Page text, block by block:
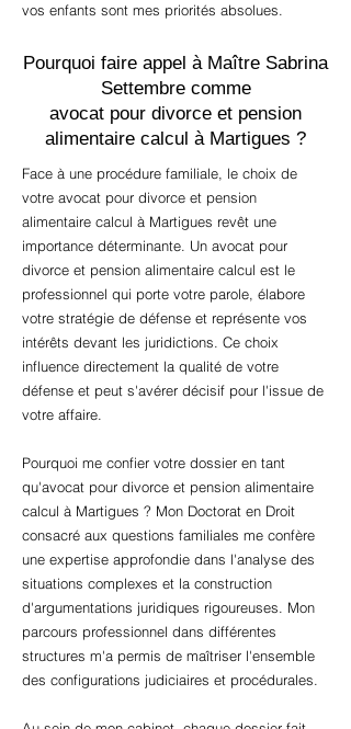
vos enfants sont mes priorités absolues.
Pourquoi faire appel à Maître Sabrina
Settembre comme
avocat pour divorce et pension
alimentaire calcul à Martigues ?
Face à une procédure familiale, le choix de
votre avocat pour divorce et pension
alimentaire calcul à Martigues revêt une
importance déterminante. Un avocat pour
divorce et pension alimentaire calcul est le
professionnel qui porte votre parole, élabore
votre stratégie de défense et représente vos
intérêts devant les juridictions. Ce choix
influence directement la qualité de votre
défense et peut s'avérer décisif pour l'issue de
votre affaire.
Pourquoi me confier votre dossier en tant
qu'avocat pour divorce et pension alimentaire
calcul à Martigues ? Mon Doctorat en Droit
consacré aux questions familiales me confère
une expertise approfondie dans l'analyse des
situations complexes et la construction
d'argumentations juridiques rigoureuses. Mon
parcours professionnel dans différentes
structures m'a permis de maîtriser l'ensemble
des configurations judiciaires et procédurales.